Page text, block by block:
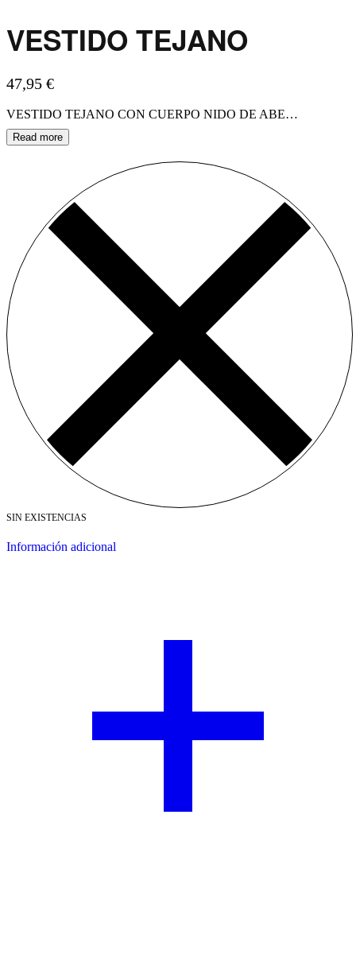
VESTIDO TEJANO
47,95 €
VESTIDO TEJANO CON CUERPO NIDO DE ABEJAS Y MANGAS ABULLONADAS,TALLA UNICA.MODELO TALLA 36-38ALTURA 1.76CM
SIN EXISTENCIAS
Información adicional